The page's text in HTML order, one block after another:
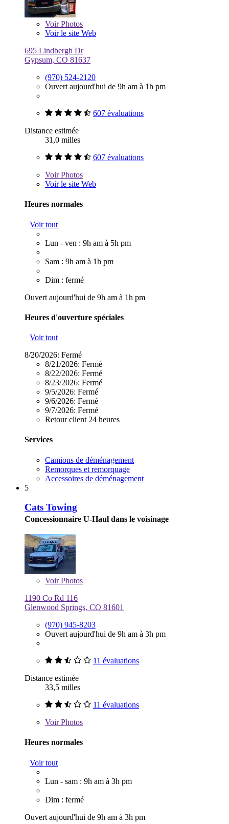
VoirPhotos
Voir le site Web
695 Lindbergh Dr
Gypsum, CO 81637
(970) 524-2120
Ouvert aujourd'hui de 9h am à 1h pm
607 évaluations
Distance estimée
31,0 milles
607 évaluations
VoirPhotos
Voir le site Web
Heures normales
Voir tout
Lun - ven : 9h am à 5h pm
Sam : 9h am à 1h pm
Dim : fermé
Ouvert aujourd'hui de 9h am à 1h pm
Heures d'ouverture spéciales
Voir tout
8/20/2026: Fermé
8/21/2026: Fermé
8/22/2026: Fermé
8/23/2026: Fermé
9/5/2026: Fermé
9/6/2026: Fermé
9/7/2026: Fermé
Retour client 24 heures
Services
Camions de déménagement
Remorques et remorquage
Accessoires de déménagement
5
Cats Towing
Concessionnaire U-Haul dans le voisinage
VoirPhotos
1190 Co Rd 116
Glenwood Springs, CO 81601
(970) 945-8203
Ouvert aujourd'hui de 9h am à 3h pm
11 évaluations
Distance estimée
33,5 milles
11 évaluations
VoirPhotos
Heures normales
Voir tout
Lun - sam : 9h am à 3h pm
Dim : fermé
Ouvert aujourd'hui de 9h am à 3h pm